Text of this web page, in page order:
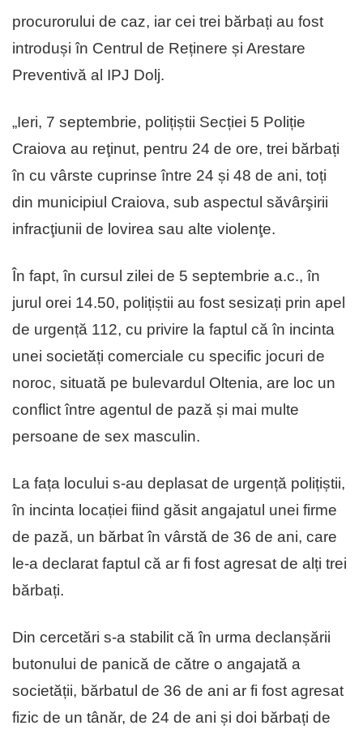
procurorului de caz, iar cei trei bărbați au fost
introduși în Centrul de Reținere și Arestare
Preventivă al IPJ Dolj.
„Ieri, 7 septembrie, polițiștii Secției 5 Poliție
Craiova au reţinut, pentru 24 de ore, trei bărbați
în cu vârste cuprinse între 24 și 48 de ani, toți
din municipiul Craiova, sub aspectul săvârşirii
infracţiunii de lovirea sau alte violenţe.
În fapt, în cursul zilei de 5 septembrie a.c., în
jurul orei 14.50, polițiștii au fost sesizați prin apel
de urgență 112, cu privire la faptul că în incinta
unei societăți comerciale cu specific jocuri de
noroc, situată pe bulevardul Oltenia, are loc un
conflict între agentul de pază și mai multe
persoane de sex masculin.
La fața locului s-au deplasat de urgență polițiștii,
în incinta locației fiind găsit angajatul unei firme
de pază, un bărbat în vârstă de 36 de ani, care
le-a declarat faptul că ar fi fost agresat de alți trei
bărbați.
Din cercetări s-a stabilit că în urma declanșării
butonului de panică de către o angajată a
societății, bărbatul de 36 de ani ar fi fost agresat
fizic de un tânăr, de 24 de ani și doi bărbați de